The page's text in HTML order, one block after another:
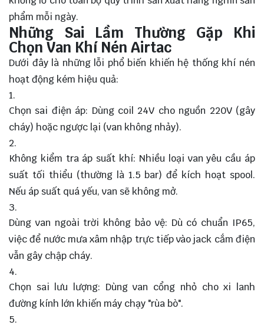
phẩm mỗi ngày.
Những Sai Lầm Thường Gặp Khi
Chọn Van Khí Nén Airtac
Dưới đây là những lỗi phổ biến khiến hệ thống khí nén
hoạt động kém hiệu quả:
Chọn sai điện áp: Dùng coil 24V cho nguồn 220V (gây
cháy) hoặc ngược lại (van không nhảy).
Không kiểm tra áp suất khí: Nhiều loại van yêu cầu áp
suất tối thiểu (thường là 1.5 bar) để kích hoạt spool.
Nếu áp suất quá yếu, van sẽ không mở.
Dùng van ngoài trời không bảo vệ: Dù có chuẩn IP65,
việc để nước mưa xâm nhập trực tiếp vào jack cắm điện
vẫn gây chập cháy.
Chọn sai lưu lượng: Dùng van cổng nhỏ cho xi lanh
đường kính lớn khiến máy chạy "rùa bò".